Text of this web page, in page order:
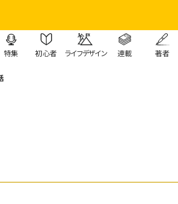
特集 初心者 ライフデザイン 連載 著者